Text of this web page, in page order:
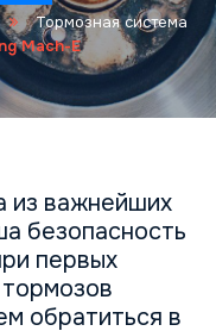
Тормозная система
Mach-E
из важнейших
безопасность
первых
обратиться в